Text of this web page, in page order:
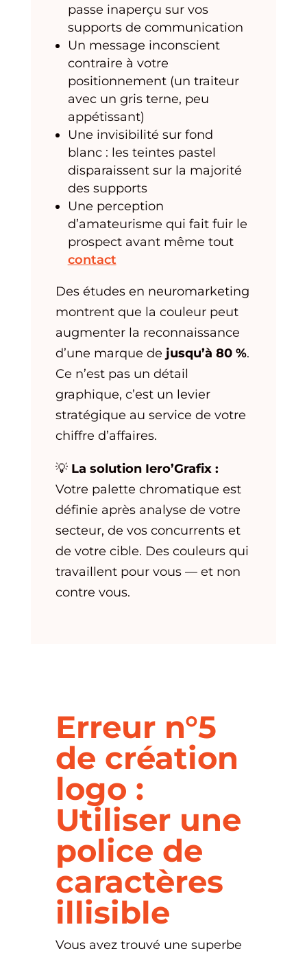
passe inaperçu sur vos
supports de communication
Un message inconscient
contraire à votre
positionnement (un traiteur
avec un gris terne, peu
appétissant)
Une invisibilité sur fond
blanc : les teintes pastel
disparaissent sur la majorité
des supports
Une perception
d’amateurisme qui fait fuir le
prospect avant même tout
contact
Des études en neuromarketing
montrent que la couleur peut
augmenter la reconnaissance
d’une marque de jusqu’à 80 %.
Ce n’est pas un détail
graphique, c’est un levier
stratégique au service de votre
chiffre d’affaires.
💡 La solution Iero’Grafix :
Votre palette chromatique est
définie après analyse de votre
secteur, de vos concurrents et
de votre cible. Des couleurs qui
travaillent pour vous — et non
contre vous.
Erreur n°5
de création
logo :
Utiliser une
police de
caractères
illisible
Vous avez trouvé une superbe